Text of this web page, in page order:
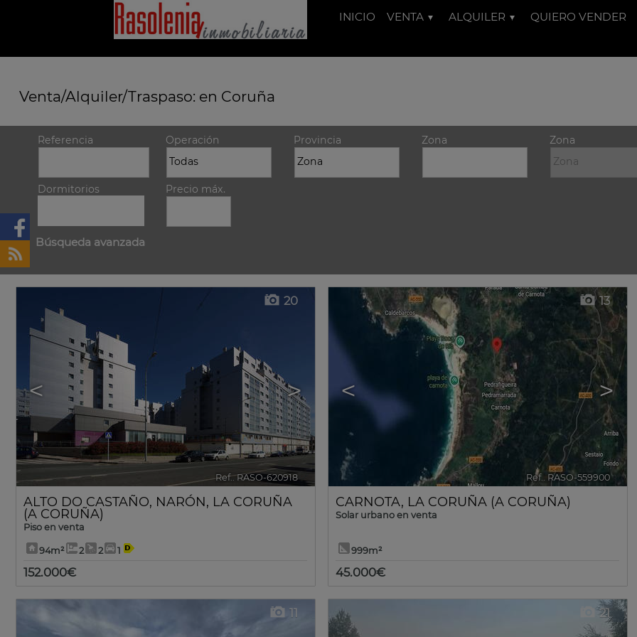
INICIO VENTA ALQUILER QUIERO VENDER
Venta/Alquiler/Traspaso: en Coruña
Referencia Operación Provincia Zona Zona
Dormitorios Precio máx.
Búsqueda avanzada
< >
20
Ref.. RASO-620918 🔗
ALTO DO CASTAÑO, NARÓN, LA CORUÑA
(A CORUÑA)
Piso en venta
94m² 2 2 1
152.000€
< >
13
Ref.. RASO-559900 🔗
CARNOTA, LA CORUÑA (A CORUÑA)
Solar urbano en venta
999m²
45.000€
11 21